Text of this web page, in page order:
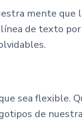
mente que
de texto
sea flexible.
de